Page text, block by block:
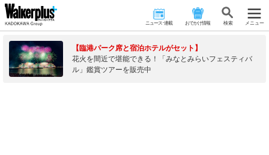
ニュース･連載 おでかけ情報 検 索 メニュー
【臨港パーク席と宿泊ホテルがセット】
花火を間近で堪能できる！「みなとみらいフェスティバ
ル」鑑賞ツアーを販売中